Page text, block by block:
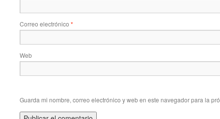
Correo electrónico *
Web
Guarda mi nombre, correo electrónico y web en este navegador para la